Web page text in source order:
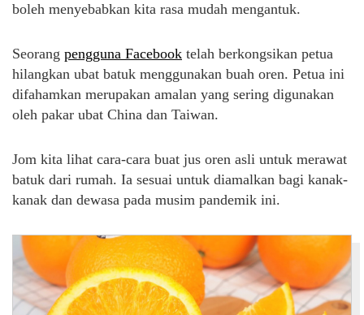
boleh menyebabkan kita rasa mudah mengantuk.
Seorang pengguna Facebook telah berkongsikan petua
hilangkan ubat batuk menggunakan buah oren. Petua ini
difahamkan merupakan amalan yang sering digunakan
oleh pakar ubat China dan Taiwan.
Jom kita lihat cara-cara buat jus oren asli untuk merawat
batuk dari rumah. Ia sesuai untuk diamalkan bagi kanak-
kanak dan dewasa pada musim pandemik ini.